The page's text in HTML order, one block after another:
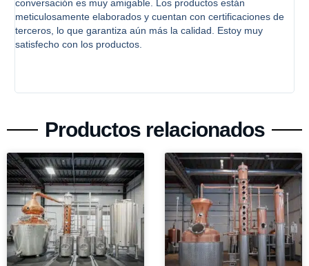
conversación es muy amigable. Los productos están
meticulosamente elaborados y cuentan con certificaciones de
terceros, lo que garantiza aún más la calidad. Estoy muy
satisfecho con los productos.
Productos relacionados